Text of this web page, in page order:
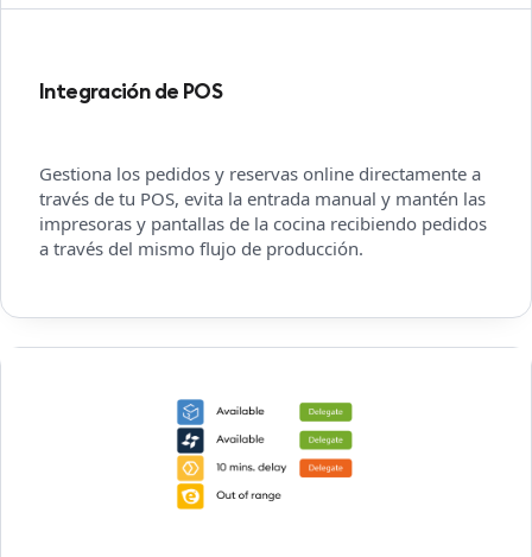
Integración de POS
Gestiona los pedidos y reservas online directamente a
través de tu POS, evita la entrada manual y mantén las
impresoras y pantallas de la cocina recibiendo pedidos
a través del mismo flujo de producción.